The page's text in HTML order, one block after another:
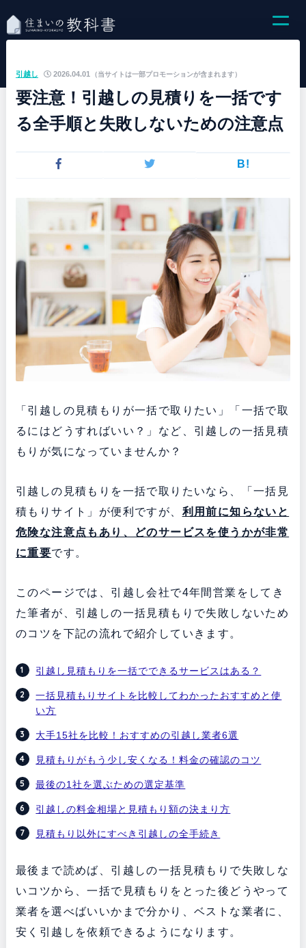
（当サイトは一部プロモーションが含まれます）
引越し 2026.04.01
要注意！引越しの見積りを一括です
る全手順と失敗しないための注意点
B!
「引越しの見積もりが一括で取りたい」「一括で取
るにはどうすればいい？」など、引越しの一括見積
もりが気になっていませんか？
引越しの見積もりを一括で取りたいなら、「一括見
積もりサイト」が便利ですが、 利用前に知らないと
危険な注意点もあり、どのサービスを使うかが非常
に重要です。
このページでは、引越し会社で4年間営業をしてき
た筆者が、引越しの一括見積もりで失敗しないため
のコツを下記の流れで紹介していきます。
引越し見積もりを一括でできるサービスはある？
一括見積もりサイトを比較してわかったおすすめと使
い方
大手15社を比較！おすすめの引越し業者6選
見積もりがもう少し安くなる！料金の確認のコツ
最後の1社を選ぶための選定基準
引越しの料金相場と見積もり額の決まり方
見積もり以外にすべき引越しの全手続き
最後まで読めば、引越しの一括見積もりで失敗しな
いコツから、一括で見積もりをとった後どうやって
業者を選べばいいかまで分かり、ベストな業者に、
安く引越しを依頼できるようになります。